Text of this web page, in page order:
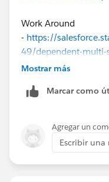
Work Around
- https://
49/dependent-multi-
Mostrar más
Marcar como
Agregar un
Escribir una